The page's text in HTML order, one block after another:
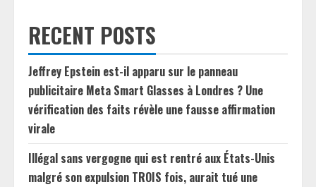
RECENT POSTS
Jeffrey Epstein est-il apparu sur le panneau
publicitaire Meta Smart Glasses à Londres ? Une
vérification des faits révèle une fausse affirmation
virale
Illégal sans vergogne qui est rentré aux États-Unis
malgré son expulsion TROIS fois, aurait tué une